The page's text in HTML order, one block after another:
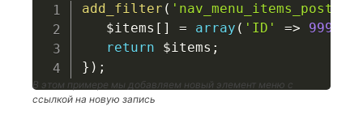
add_filter (
$items [ ] = array ( 'ID' => 999
return
$items ;
} ) ;
В этом примере мы добавляем новый элемент меню с
ссылкой на новую запись